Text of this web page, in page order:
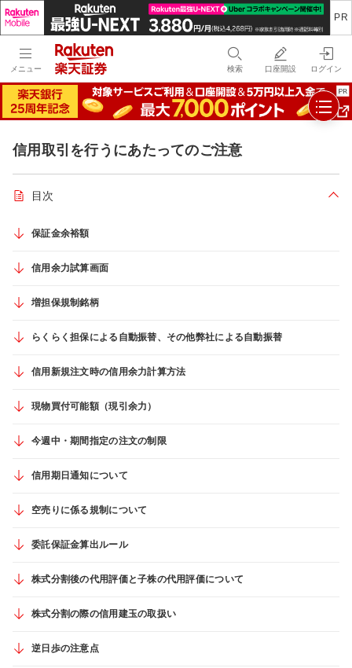
メニュー 検索 口座開設 ログイン
信用取引を行うにあたってのご注意
目次
保証金余裕額
信用余力試算画面
増担保規制銘柄
らくらく担保による自動振替、その他弊社による自動振替
信用新規注文時の信用余力計算方法
現物買付可能額（現引余力）
今週中・期間指定の注文の制限
信用期日通知について
空売りに係る規制について
委託保証金算出ルール
株式分割後の代用評価と子株の代用評価について
株式分割の際の信用建玉の取扱い
逆日歩の注意点